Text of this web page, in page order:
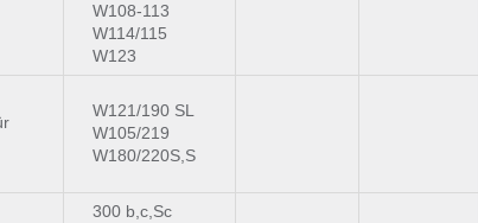
W108-113
W114/115
W123
W121/190 SL
W105/219
W180/220S,S
300 b,c,Sc